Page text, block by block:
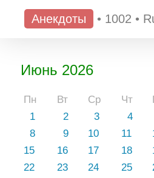
Анекдоты • 1002 •
Июнь 2026
Пн Вт Ср Чт
1
2 3 4
8
9 10 11
15
16 17 18
22
23 24 25